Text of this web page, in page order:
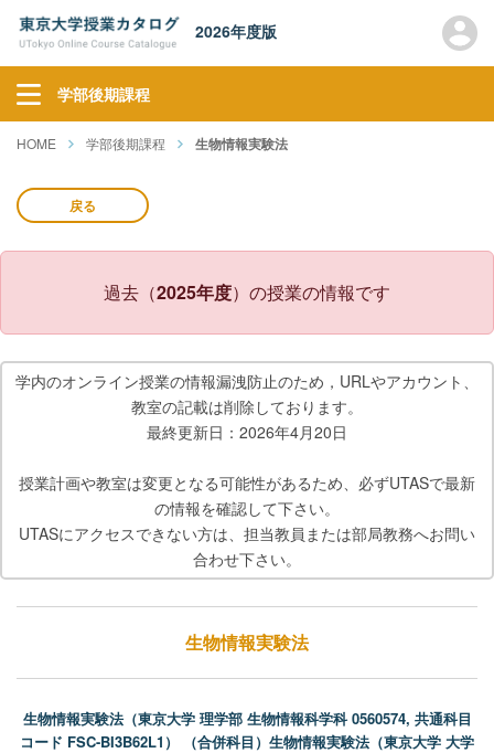
2026年度版
学部後期課程
HOME 学部後期課程 生物情報実験法
戻る
過去（2025年度）の授業の情報です
学内のオンライン授業の情報漏洩防止のため，URLやアカウント、
教室の記載は削除しております。
最終更新日：2026年4月20日
授業計画や教室は変更となる可能性があるため、必ずUTASで最新
の情報を確認して下さい。
UTASにアクセスできない方は、担当教員または部局教務へお問い
合わせ下さい。
生物情報実験法
生物情報実験法（東京大学 理学部 生物情報科学科 0560574, 共通科目
コード FSC-BI3B62L1） （合併科目）生物情報実験法（東京大学 大学